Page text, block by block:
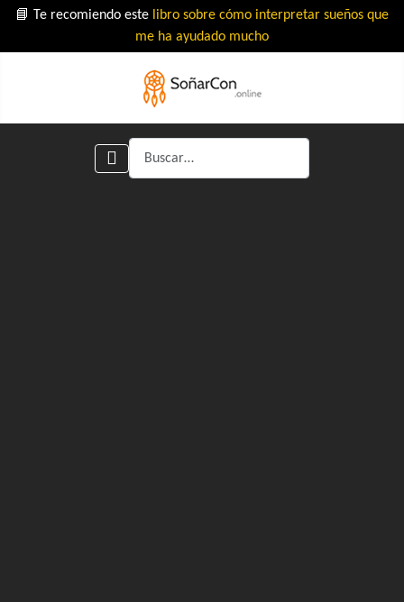
📘 Te recomiendo este libro sobre cómo interpretar sueños que
me ha ayudado mucho
Buscar